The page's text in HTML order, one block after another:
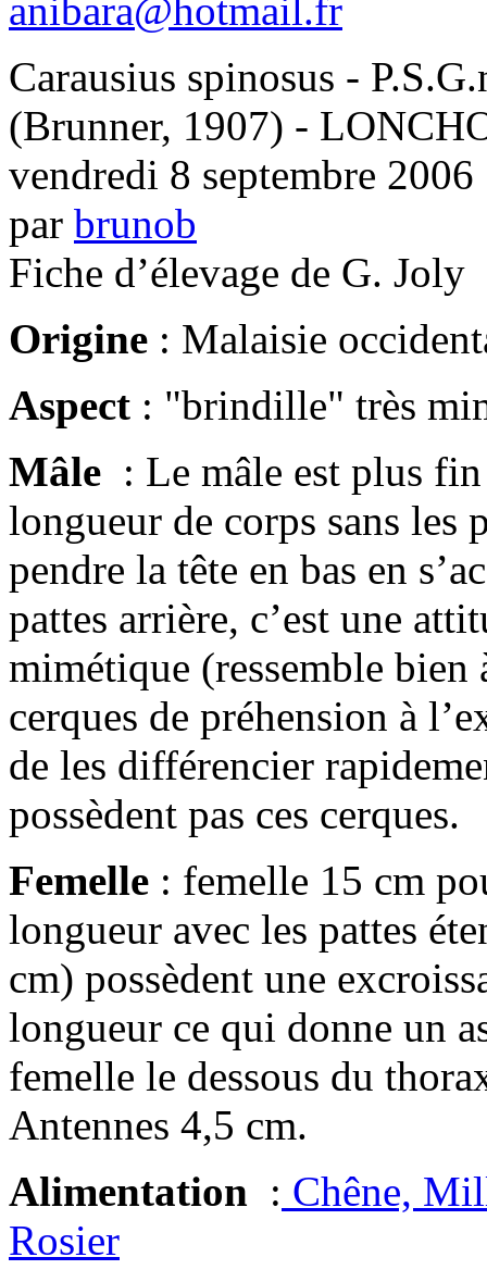
anibara@hotmail.fr
Carausius spinosus -
(Brunner, 1907) -
vendredi 8 septembre 2006
par brunob
Fiche d’élevage de G. Joly
Origine : Malaisie
Aspect : "brindille" très
Mâle : Le mâle est plus
longueur de corps sans les
pendre la tête en bas en
pattes arrière, c’est une
mimétique (ressemble
cerques de préhension à
de les différencier
possèdent pas ces cerques.
Femelle : femelle 15 cm
longueur avec les pattes
cm) possèdent une
longueur ce qui donne un
femelle le dessous du
Antennes 4,5 cm.
Alimentation : Chêne,
Rosier